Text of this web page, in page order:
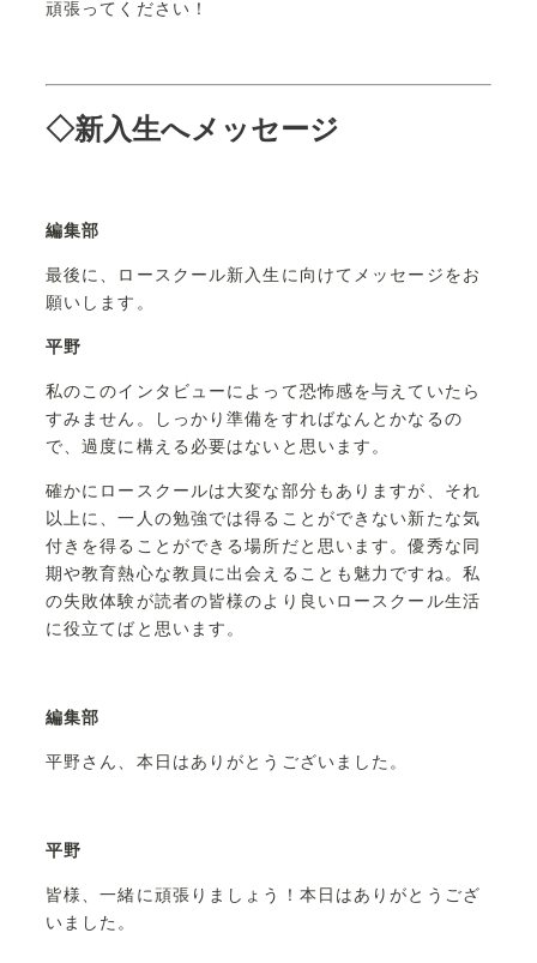
頑張ってください！
◇新入生へメッセージ
編集部
最後に、ロースクール新入生に向けてメッセージをお
願いします。
平野
私のこのインタビューによって恐怖感を与えていたら
すみません。しっかり準備をすればなんとかなるの
で、過度に構える必要はないと思います。
確かにロースクールは大変な部分もありますが、それ
以上に、一人の勉強では得ることができない新たな気
付きを得ることができる場所だと思います。優秀な同
期や教育熱心な教員に出会えることも魅力ですね。私
の失敗体験が読者の皆様のより良いロースクール生活
に役立てばと思います。
編集部
平野さん、本日はありがとうございました。
平野
皆様、一緒に頑張りましょう！本日はありがとうござ
いました。